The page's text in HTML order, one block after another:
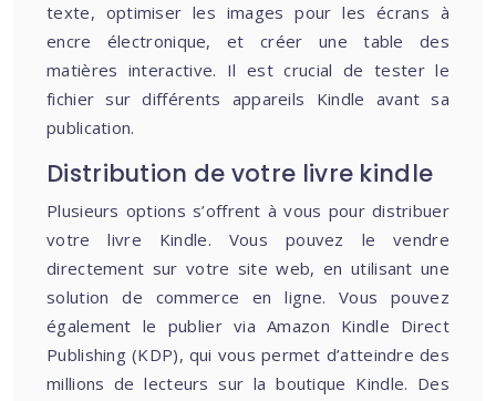
texte, optimiser les images pour les écrans à
encre électronique, et créer une table des
matières interactive. Il est crucial de tester le
fichier sur différents appareils Kindle avant sa
publication.
Distribution de votre livre kindle
Plusieurs options s’offrent à vous pour distribuer
votre livre Kindle. Vous pouvez le vendre
directement sur votre site web, en utilisant une
solution de commerce en ligne. Vous pouvez
également le publier via Amazon Kindle Direct
Publishing (KDP), qui vous permet d’atteindre des
millions de lecteurs sur la boutique Kindle. Des